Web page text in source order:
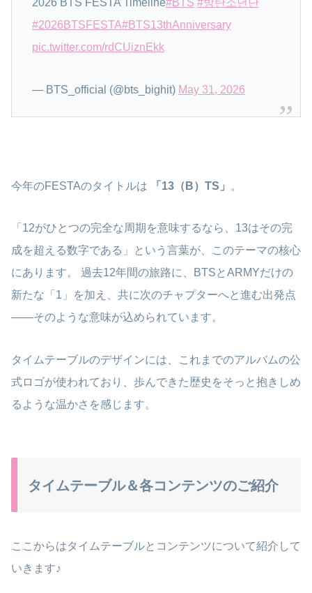
2026 BTS FESTA Timeline#BTS #방탄소년단
#2026BTSFESTA#BTS13thAnniversary
pic.twitter.com/rdCUiznEkk
— BTS_official (@bts_bighit) May 31, 2026
今年のFESTAのタイトルは 「13（B）TS」 。
「12がひとつの完全な周期を意味するなら、13はその完
成を超える数字である」という言葉が、このテーマの核心
にあります。 過去12年間の旅路に、BTSとARMYだけの
新たな「1」を加え、共に次のチャプターへと進む出発点
——そのような意味が込められています。
タイムテーブルのデザインには、これまでのアルバムの公
式ロゴが使われており、歩んできた歴史をそっと抱きしめ
るような温かさを感じます。
タイムテーブル＆各コンテンツのご紹介
ここからはタイムテーブルとコンテンツについて紹介して
いきます♪